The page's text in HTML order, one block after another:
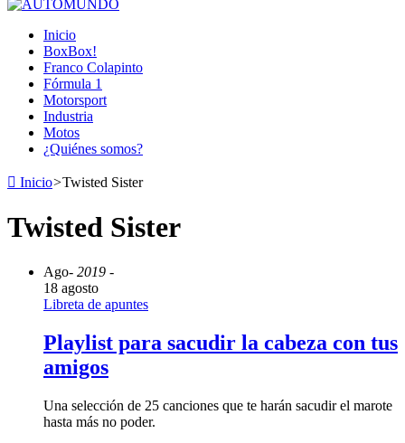
Inicio
BoxBox!
Franco Colapinto
Fórmula 1
Motorsport
Industria
Motos
¿Quiénes somos?
Inicio>Twisted Sister
Twisted Sister
Ago- 2019 -
18 agosto
Libreta de apuntes
Playlist para sacudir la cabeza con tus
amigos
Una selección de 25 canciones que te harán sacudir el marote
hasta más no poder.